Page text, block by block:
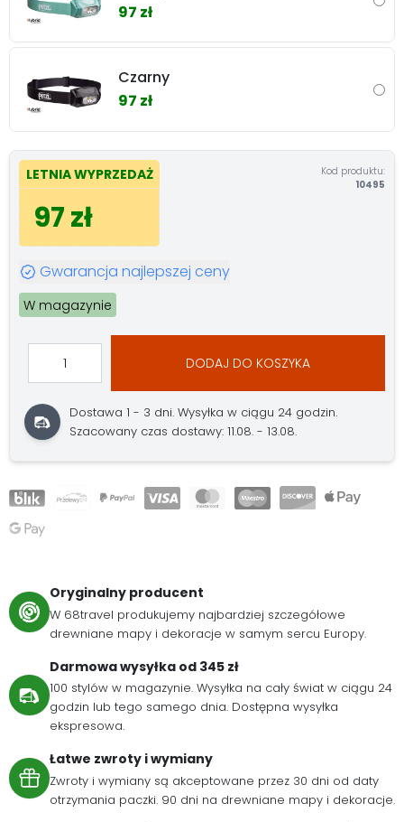
97 zł
Czarny
97 zł
LETNIA WYPRZEDAŻ
97 zł
Kod produktu:
10495
Gwarancja najlepszej ceny
W magazynie
DODAJ DO KOSZYKA
Dostawa 1 - 3 dni.Wysyłka w ciągu 24 godzin.
Szacowany czas dostawy: 11.08. - 13.08.
Oryginalny producent
W 68travel produkujemy najbardziej szczegółowe
drewniane mapy i dekoracje w samym sercu Europy.
Darmowa wysyłka od 345 zł
100 stylów w magazynie. Wysyłka na cały świat w ciągu 24
godzin lub tego samego dnia. Dostępna wysyłka
ekspresowa.
Łatwe zwroty i wymiany
Zwroty i wymiany są akceptowane przez 30 dni od daty
otrzymania paczki. 90 dni na drewniane mapy i dekoracje.